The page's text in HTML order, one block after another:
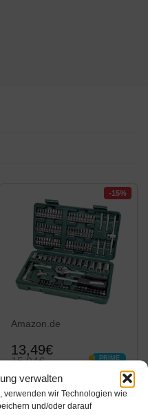
verwalten
verwenden wir Technologien wie
und/oder darauf
-15%
Amazon.de
13,49€
15,94€ PRIME
PRIME
Brüder Mannesmann
M29166